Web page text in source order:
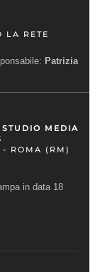
LA RETE
Patrizia
MEDIA
ROMA (RM)
in data 18